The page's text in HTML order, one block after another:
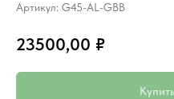
Артикул: G45-AL-GBB
23500,00 ₽